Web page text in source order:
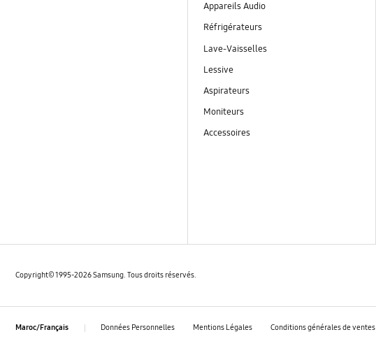
Appareils Audio
Réfrigérateurs
Lave-Vaisselles
Lessive
Aspirateurs
Moniteurs
Accessoires
Copyright© 1995-2026 Samsung. Tous droits réservés.
Maroc/Français Données Personnelles Mentions Légales Conditions générales de ventes